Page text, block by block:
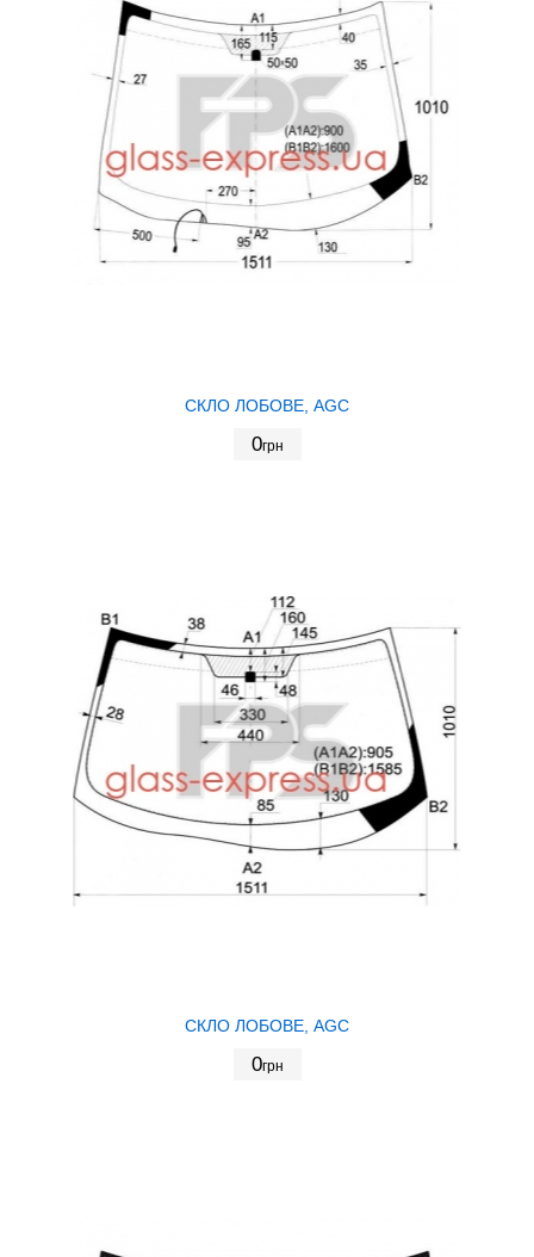
СКЛО ЛОБОВЕ, AGC
0грн
СКЛО ЛОБОВЕ, AGC
0грн